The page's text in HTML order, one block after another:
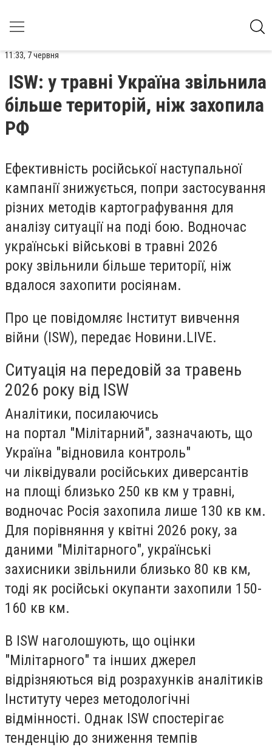
11:33, 7 червня
ISW: у травні Україна звільнила
більше територій, ніж захопила
РФ
Ефективність російської наступальної
кампанії знижується, попри застосування
різних методів картографування для
аналізу ситуації на поді бою. Водночас
українські військові в травні 2026
року звільнили більше території, ніж
вдалося захопити росіянам.
Про це повідомляє Інститут вивчення
війни (ISW), передає Новини.LIVE.
Ситуація на передовій за травень
2026 року від ISW
Аналітики, посилаючись
на портал "Мілітарний", зазначають, що
Україна "відновила контроль"
чи ліквідували російських диверсантів
на площі близько 250 кв км у травні,
водночас Росія захопила лише 130 кв км.
Для порівняння у квітні 2026 року, за
даними "Мілітарного", українські
захисники звільнили близько 80 кв км,
тоді як російські окупанти захопили 150-
160 кв км.
В ISW наголошують, що оцінки
"Мілітарного" та інших джерел
відрізняються від розрахунків аналітиків
Інституту через методологічні
відмінності. Однак ISW спостерігає
тенденцію до зниження темпів